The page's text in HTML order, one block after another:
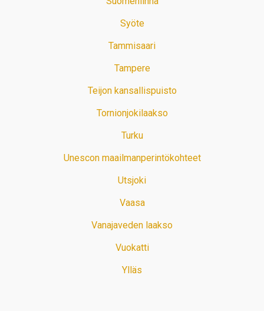
Syöte
Tammisaari
Tampere
Teijon kansallispuisto
Tornionjokilaakso
Turku
Unescon maailmanperintökohteet
Utsjoki
Vaasa
Vanajaveden laakso
Vuokatti
Ylläs